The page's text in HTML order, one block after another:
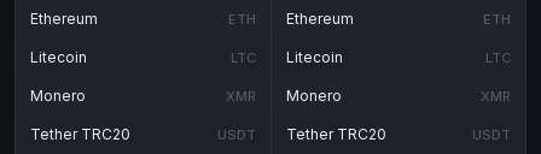
Ethereum ETH
Litecoin LTC
Monero XMR
Tether TRC20 USDT
Ethereum ETH
Litecoin LTC
Monero XMR
Tether TRC20 USDT